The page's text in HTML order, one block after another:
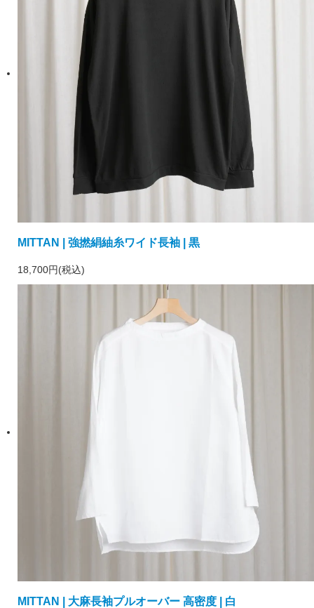
MITTAN | 強撚絹紬糸ワイド長袖 | 黒
18,700円(税込)
MITTAN | 大麻長袖プルオーバー 高密度 | 白